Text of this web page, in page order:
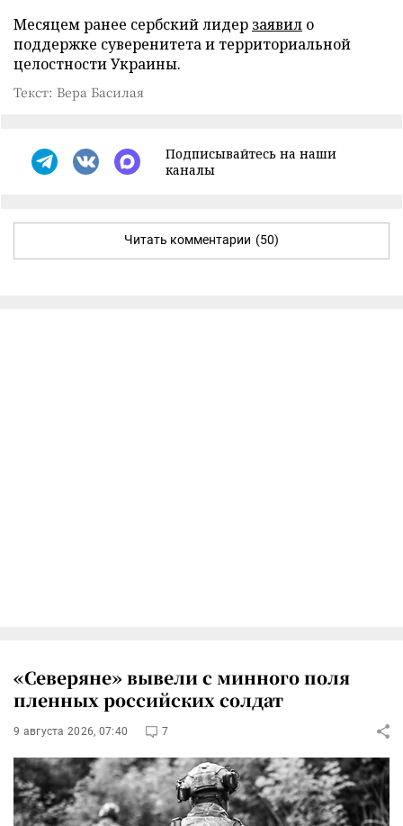
Месяцем ранее сербский лидер заявил о
поддержке суверенитета и территориальной
целостности Украины.
Текст: Вера Басилая
Подписывайтесь на наши
каналы
Читать комментарии (50)
«Северяне» вывели с минного поля
пленных российских солдат
9 августа 2026, 07:40 7